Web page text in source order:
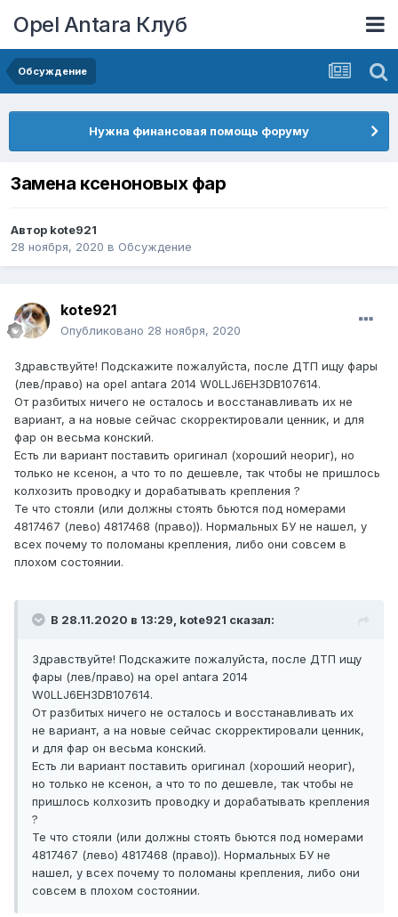
Opel Antara Клуб
Обсуждение
Нужна финансовая помощь форуму
Замена ксеноновых фар
Автор kote921
28 ноября, 2020 в Обсуждение
kote921
Опубликовано 28 ноября, 2020
Здравствуйте! Подскажите пожалуйста, после ДТП ищу фары
(лев/право) на opel antara 2014 W0LLJ6EH3DB107614.
От разбитых ничего не осталось и восстанавливать их не
вариант, а на новые сейчас скорректировали ценник, и для
фар он весьма конский.
Есть ли вариант поставить оригинал (хороший неориг), но
только не ксенон, а что то по дешевле, так чтобы не пришлось
колхозить проводку и дорабатывать крепления ?
Те что стояли (или должны стоять бьются под номерами
4817467 (лево) 4817468 (право)). Нормальных БУ не нашел, у
всех почему то поломаны крепления, либо они совсем в
плохом состоянии.
В 28.11.2020 в 13:29, kote921 сказал:
Здравствуйте! Подскажите пожалуйста, после ДТП ищу
фары (лев/право) на opel antara 2014
W0LLJ6EH3DB107614.
От разбитых ничего не осталось и восстанавливать их
не вариант, а на новые сейчас скорректировали ценник,
и для фар он весьма конский.
Есть ли вариант поставить оригинал (хороший неориг),
но только не ксенон, а что то по дешевле, так чтобы не
пришлось колхозить проводку и дорабатывать крепления
?
Те что стояли (или должны стоять бьются под номерами
4817467 (лево) 4817468 (право)). Нормальных БУ не
нашел, у всех почему то поломаны крепления, либо они
совсем в плохом состоянии.